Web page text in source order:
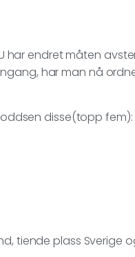
har endret måten
har man nå
disse(topp fem):
tiende plass Sverige